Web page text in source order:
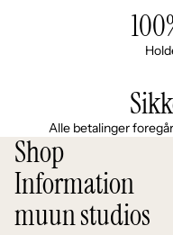
Alle betalinger
Shop
Information
muun studios